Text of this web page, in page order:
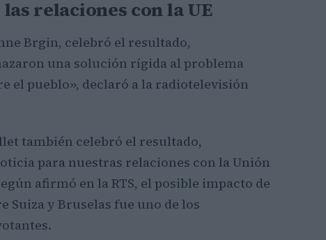
relaciones con la UE
Brgin, celebró el resultado,
una solución rígida al problema
el pueblo», declaró a la radiotelevisión
también celebró el resultado,
para nuestras relaciones con la Unión
afirmó en la RTS, el posible impacto de
y Bruselas fue uno de los